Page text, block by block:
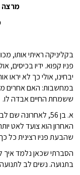
מרצה
בקליניקה ראיתי אותו,
פניו קפוא. ידיו
יבחינו, אולי כך לא יראו
במחשבות: האם אחרים
ששמחת החיים אבדה לו.
א. בן 56,
האחרון הוא צועד לאט
שהבעת פניו רצינית כל
הסברתי שכאן נלמד איך
בתנועה. נשים לב